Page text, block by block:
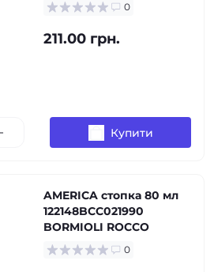
0
211.00 грн.
Купити
AMERICA стопка 80 мл
122148BCC021990
BORMIOLI ROCCO
0